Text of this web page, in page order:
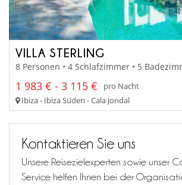
VILLA STERLING
8 Personen • 4 Schlafzimmer • 5
1 983 € - 3 115 €
pro Nacht
Ibiza - Ibiza Süden - Cala Jondal
Kontaktieren Sie uns
Unsere Reisezielexperten sowie unser
Service helfen Ihnen bei der